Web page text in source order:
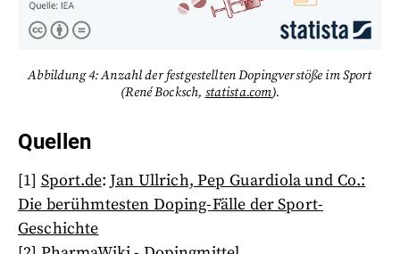
Abbildung 4: Anzahl der festgestellten Dopingverstöße im Sport
(René Bocksch, statista.com).
Quellen
[1] Sport.de:Jan Ullrich, Pep Guardiola und Co.:
Die berühmtesten Doping-Fälle der Sport-
Geschichte